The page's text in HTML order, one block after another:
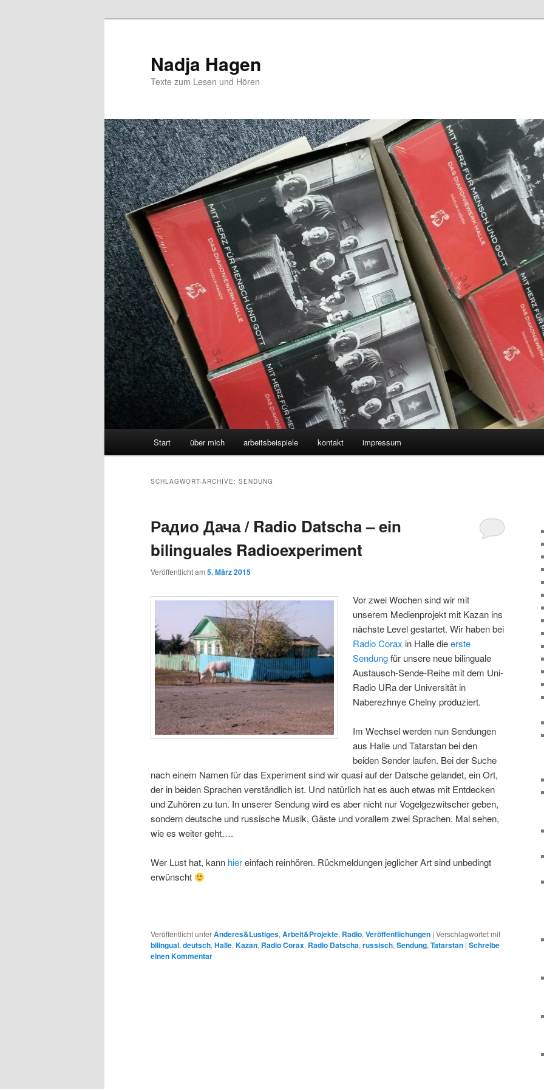
Nadja Hagen
Texte zum Lesen und Hören
Start über mich arbeitsbeispiele kontakt impressum
SCHLAGWORT-ARCHIVE: SENDUNG
Радио Дача / Radio Datscha – ein
bilinguales Radioexperiment
Veröffentlicht am 5. März 2015
Vor zwei Wochen sind wir mit
unserem Medienprojekt mit Kazan ins
nächste Level gestartet. Wir haben bei
Radio Corax in Halle dieerste
Sendungfür unsere neue bilinguale
Austausch-Sende-Reihe mit dem Uni-
Radio URa der Universität in
Naberezhnye Chelny produziert.
Im Wechsel werden nun Sendungen
aus Halle und Tatarstan bei den
beiden Sender laufen. Bei der Suche
nach einem Namen für das Experiment sind wir quasi auf der Datsche gelandet, ein Ort,
der in beiden Sprachen verständlich ist. Und natürlich hat es auch etwas mit Entdecken
und Zuhören zu tun. In unserer Sendung wird es aber nicht nur Vogelgezwitscher geben,
sondern deutsche und russische Musik, Gäste und vorallem zwei Sprachen. Mal sehen,
wie es weiter geht….
Wer Lust hat, kann hiereinfach reinhören. Rückmeldungen jeglicher Art sind unbedingt
erwünscht
Veröffentlicht unterAnderes&Lustiges, Arbeit&Projekte, Radio, Veröffentlichungen | Verschlagwortet mit
bilingual, deutsch, Halle, Kazan, Radio Corax, Radio Datscha, russisch, Sendung, Tatarstan | Schreibe
einen Kommentar